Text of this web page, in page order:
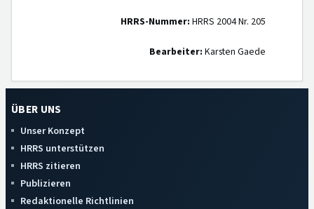
HRRS-Nummer: HRRS 2004 Nr. 205
Bearbeiter: Karsten Gaede
ÜBER UNS
Unser Konzept
HRRS unterstützen
HRRS zitieren
Publizieren
Redaktionelle Richtlinien